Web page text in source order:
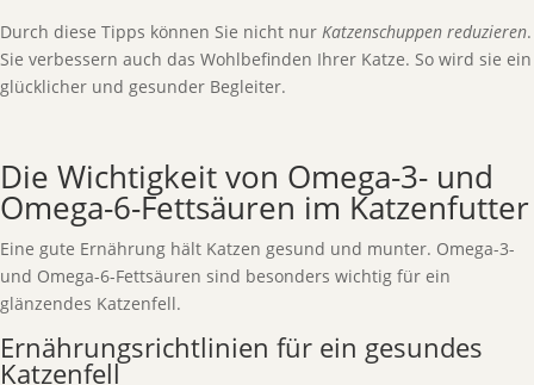
Durch diese Tipps können Sie nicht nur Katzenschuppen reduzieren.
Sie verbessern auch das Wohlbefinden Ihrer Katze. So wird sie ein
glücklicher und gesunder Begleiter.
Die Wichtigkeit von Omega-3- und
Omega-6-Fettsäuren im Katzenfutter
Eine gute Ernährung hält Katzen gesund und munter. Omega-3-
und Omega-6-Fettsäuren sind besonders wichtig für ein
glänzendes Katzenfell.
Ernährungsrichtlinien für ein gesundes
Katzenfell